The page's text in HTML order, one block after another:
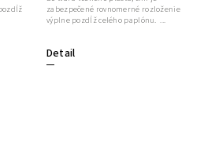
Detail
zabezpečené rovnomerné rozloženie
výplne pozdĺž celého paplónu. ...